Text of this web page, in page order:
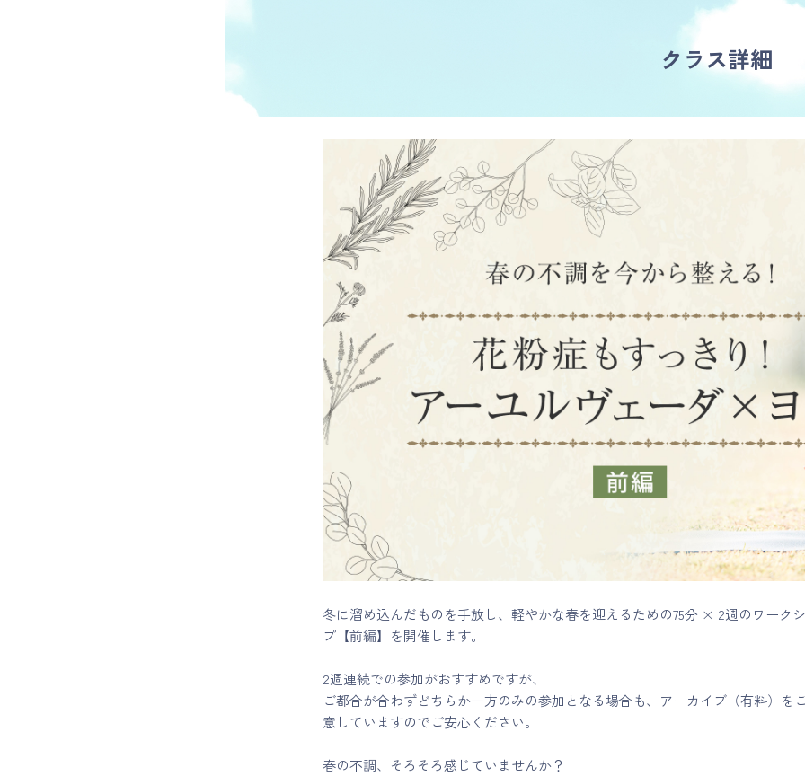
特定商取引にかかわる表示
クラス詳細
冬に溜め込んだものを手放し、軽やかな春を迎えるための75分 × 2週のワーク
プ【前編】を開催します。
2週連続での参加がおすすめですが、
ご都合が合わずどちらか一方のみの参加となる場合も、アーカイブ（有料）を
意していますのでご安心ください。
春の不調、そろそろ感じていませんか？